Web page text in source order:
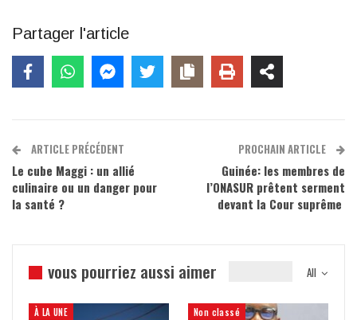
Partager l'article
ARTICLE PRÉCÉDENT
Le cube Maggi : un allié
culinaire ou un danger pour
la santé ?
PROCHAIN ARTICLE
Guinée: les membres de
l’ONASUR prêtent serment
devant la Cour suprême
All
vous pourriez aussi aimer
À LA UNE Non classé